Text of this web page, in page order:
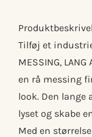
Tilføj et
MESSING,
en rå messing
look. Den
lyset og skabe
Med en